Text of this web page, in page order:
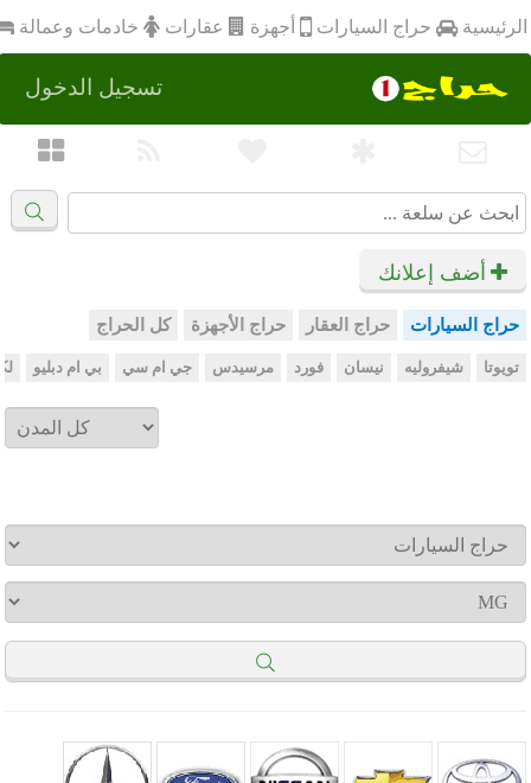
الرئيسية حراج السيارات أجهزة عقارات خادمات وعمالة
تسجيل الدخول
أضف إعلانك
حراج السيارات حراج العقار حراج الأجهزة كل الحراج
تويوتا شيفروليه نيسان فورد مرسيدس جي ام سي بي ام دبليو